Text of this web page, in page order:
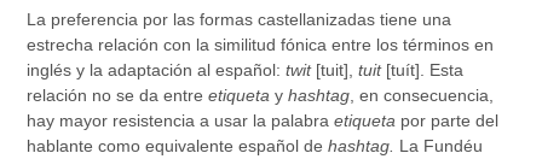
La preferencia por las formas castellanizadas tiene una
estrecha relación con la similitud fónica entre los términos en
inglés y la adaptación al español:twit[tuit],tuit[tuít]. Esta
relación no se da entreetiqueta yhashtag , en consecuencia,
hay mayor resistencia a usar la palabraetiqueta por parte del
hablante como equivalente español dehashtag. La Fundéu